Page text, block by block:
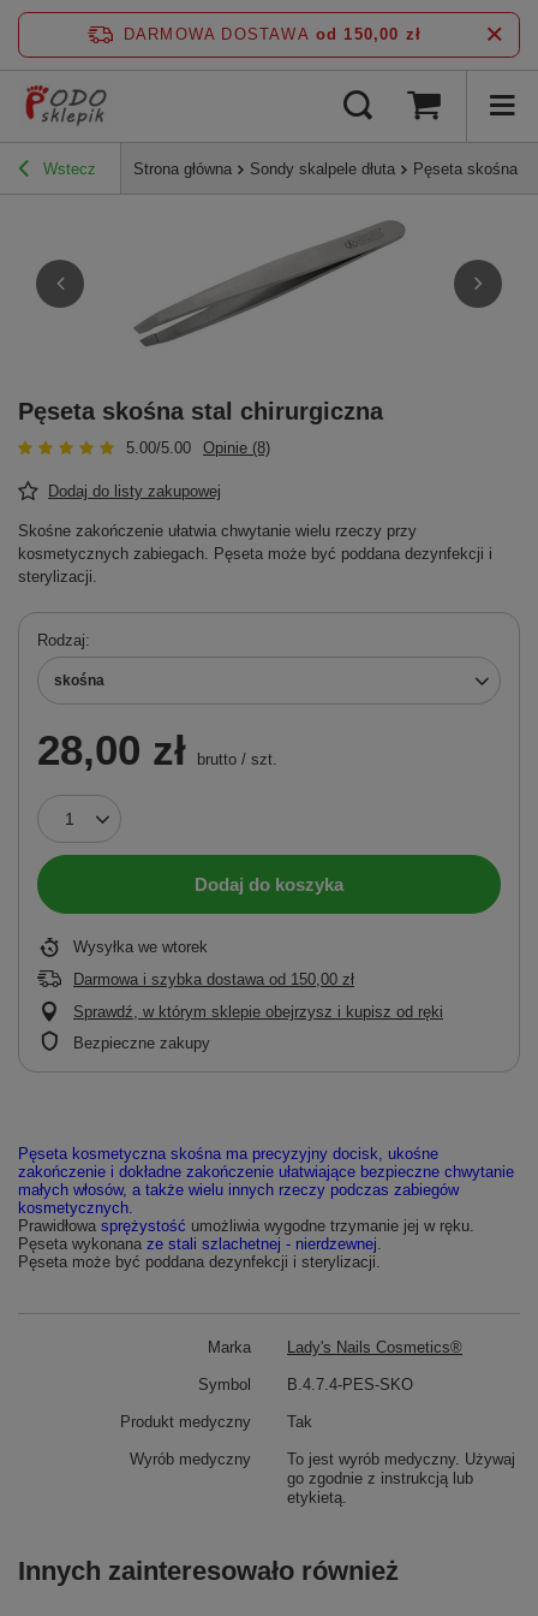
DARMOWA DOSTAWA od 150,00 zł
Wstecz Strona główna Sondy skalpele dłuta Pęseta skośna
Pęseta skośna stal chirurgiczna
5.00/5.00 Opinie (8)
Dodaj do listy zakupowej
Skośne zakończenie ułatwia chwytanie wielu rzeczy przy
kosmetycznych zabiegach. Pęseta może być poddana dezynfekcji i
sterylizacji.
Rodzaj
skośna
28,00 zł brutto / szt.
Dodaj do koszyka
Wysyłka we wtorek
Darmowa i szybka dostawa od 150,00 zł
Sprawdź, w którym sklepie obejrzysz i kupisz od ręki
Bezpieczne zakupy
Pęseta kosmetyczna skośna ma precyzyjny docisk, ukośne
zakończenie i dokładne zakończenie ułatwiające bezpieczne chwytanie
małych włosów, a także wielu innych rzeczy podczas zabiegów
kosmetycznych.
Prawidłowa sprężystość umożliwia wygodne trzymanie jej w ręku.
Pęseta wykonana ze stali szlachetnej - nierdzewnej.
Pęseta może być poddana dezynfekcji i sterylizacji.
Marka Lady's Nails Cosmetics®
Symbol B.4.7.4-PES-SKO
Produkt medyczny Tak
Wyrób medyczny
To jest wyrób medyczny. Używaj
go zgodnie z instrukcją lub
etykietą.
Innych zainteresowało również